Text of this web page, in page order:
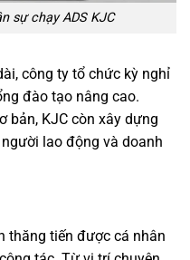
sự chạy ADS KJC
công ty tổ chức kỳ nghỉ
đào tạo nâng cao.
bản, KJC còn xây dựng
lao động và doanh
thăng tiến được cá nhân